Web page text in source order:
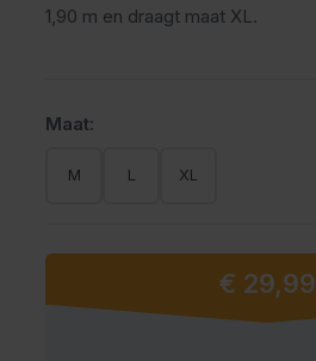
1,90 m en draagt maat XL.
Maat:
M L XL
Vanaf:
€ 29,99